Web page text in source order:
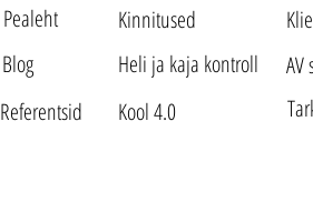
Pealeht
Blog
Referentsid
Heli ja kaja kontroll
Kinnitused
Kool 4.0